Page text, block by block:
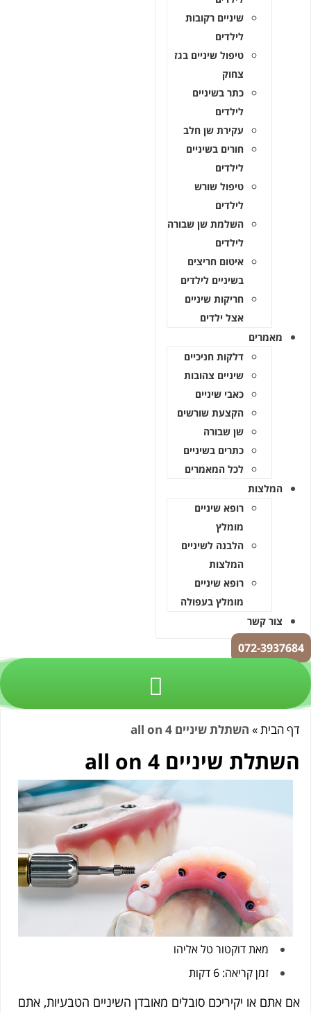
שיניים רקובות
לילדים
טיפול שיניים בגז
צחוק
כתר בשיניים
לילדים
עקירת שן חלב
חורים בשיניים
לילדים
טיפול שורש
לילדים
השלמת שן שבורה
לילדים
איטום חריצים
בשיניים לילדים
חריקות שיניים
אצל ילדים
מאמרים
דלקות חניכיים
שיניים צהובות
כאבי שיניים
הקצעת שורשים
שן שבורה
כתרים בשיניים
לכל המאמרים
המלצות
רופא שיניים
מומלץ
הלבנה לשיניים
המלצות
רופא שיניים
מומלץ בעפולה
צור קשר
072-3937684
דף הבית» השתלת שיניים all on 4
השתלת שיניים all on 4
מאתדוקטור טל אליהו
זמן קריאה: 6 דקות
אם אתם או יקיריכם סובלים מאובדן השיניים הטבעיות, אתם